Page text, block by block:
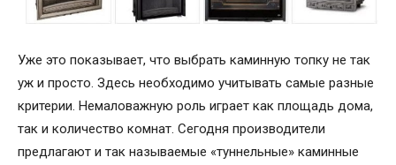
Уже это показывает, что выбрать каминную топку не так
уж и просто. Здесь необходимо учитывать самые разные
критерии. Немаловажную роль играет как площадь дома,
так и количество комнат. Сегодня производители
предлагают и так называемые «туннельные» каминные